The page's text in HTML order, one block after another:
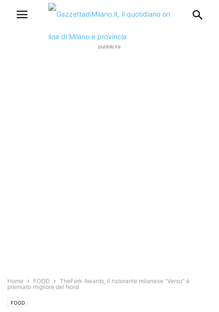
pubblicità
Home FOOD
TheFork Awards, il ristorante milanese “Verso” è
premiato migliore del Nord
FOOD